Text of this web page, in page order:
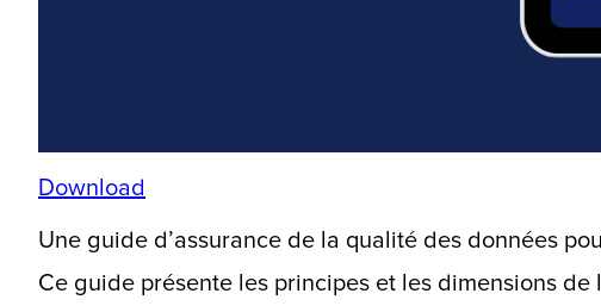
Download
Une guide d’assurance de la qualité des données
Ce guide présente les principes et les dimensions